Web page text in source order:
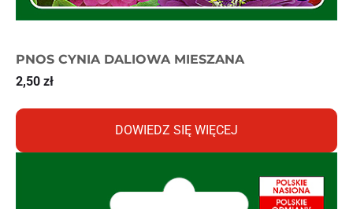
PNOS CYNIA DALIOWA MIESZANA
2,50 zł
DOWIEDZ SIĘ WIĘCEJ